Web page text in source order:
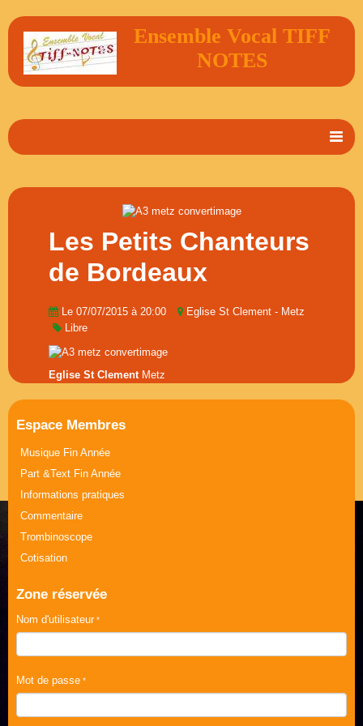
Ensemble Vocal TIFF
NOTES
Album Photos
Contact
Agenda
Musique Journée de la Femme
Part &Text Journée de la Femme
Les Petits Chanteurs
de Bordeaux
Le 07/07/2015 à 20:00
Eglise St Clement - Metz
Libre
Eglise St ClementMetz
Espace Membres
Musique Fin Année
Part &Text Fin Année
Informations pratiques
Commentaire
Trombinoscope
Cotisation
Zone réservée
Nom d'utilisateur
Mot de passe